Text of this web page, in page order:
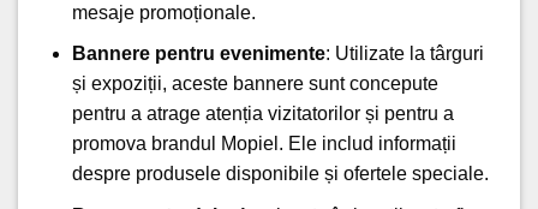
mesaje promoționale.
Bannere pentru evenimente: Utilizate la târguri
și expoziții, aceste bannere sunt concepute
pentru a atrage atenția vizitatorilor și pentru a
promova brandul Mopiel. Ele includ informații
despre produsele disponibile și ofertele speciale.